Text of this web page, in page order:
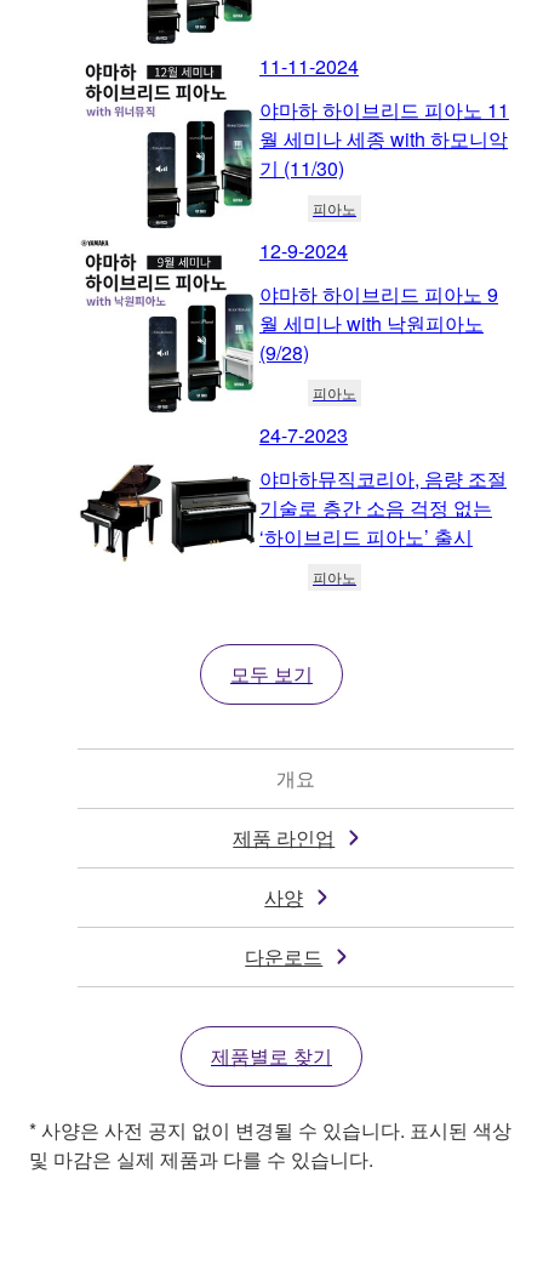
11-11-2024
야마하 하이브리드 피아노 11
월 세미나 세종 with 하모니악
기 (11/30)
피아노
12-9-2024
야마하 하이브리드 피아노 9
월 세미나 with 낙원피아노
(9/28)
피아노
24-7-2023
야마하뮤직코리아, 음량 조절
기술로 층간 소음 걱정 없는
‘하이브리드 피아노’ 출시
피아노
모두 보기
개요
제품 라인업
사양
다운로드
제품별로 찾기
* 사양은 사전 공지 없이 변경될 수 있습니다. 표시된 색상
및 마감은 실제 제품과 다를 수 있습니다.